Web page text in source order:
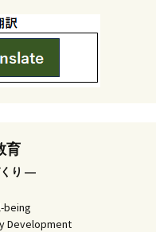
育
り ―
Development